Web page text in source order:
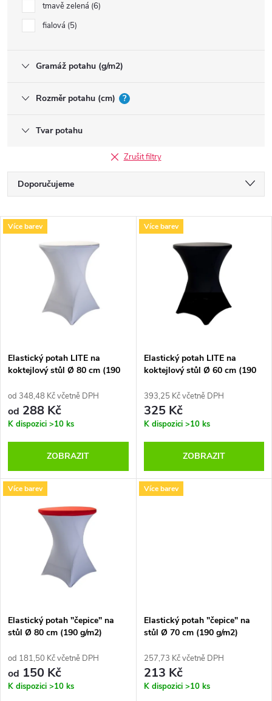
tmavě zelená 6
fialová 5
Gramáž potahu (g/m2)
Rozměr potahu (cm) ?
Tvar potahu
Zrušit filtry
Ř
a
p
r
o
u
Doporučujeme
Nejdražší
Nejprodávanější
Abecedně
V
s
p
r
o
d
u
Více barev
Elastický potah LITE na
koktejlový stůl Ø 80 cm (190
od 348,48 Kč včetně DPH
od 288 Kč
K dispozici >10 ks
ZOBRAZIT
Více barev
Elastický potah LITE na
koktejlový stůl Ø 60 cm (190
393,25 Kč včetně DPH
325 Kč
K dispozici >10 ks
ZOBRAZIT
Více barev
Elastický potah "čepice" na
stůl Ø 80 cm (190 g/m2)
od 181,50 Kč včetně DPH
od 150 Kč
K dispozici >10 ks
Více barev
Elastický potah "čepice" na
stůl Ø 70 cm (190 g/m2)
257,73 Kč včetně DPH
213 Kč
K dispozici >10 ks